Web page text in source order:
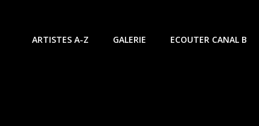
ARTISTES A-Z GALERIE ECOUTER CANAL B